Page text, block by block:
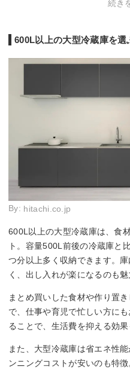
○
続き
600L以上の大型冷蔵庫を選
By: hitachi.co.jp
600L以上の大型冷蔵庫は、食
ト。容量500L前後の冷蔵庫と
つ分以上多く収納できます。
く、出し入れが楽になるのも魅
まとめ買いした食材や作り置
で、仕事や育児で忙しい方に
ることで、生活費を抑える効果
また、大型冷蔵庫は省エネ性
ンニングコストが安いのも特